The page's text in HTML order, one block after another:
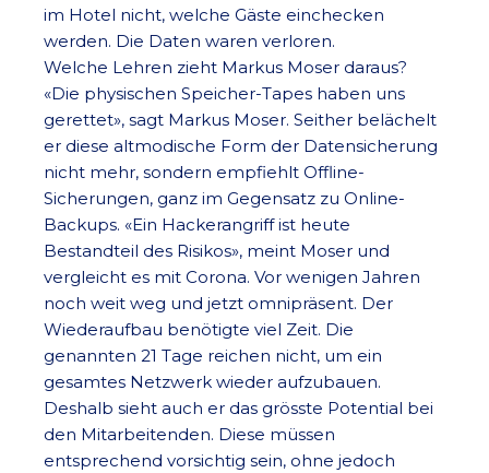
im Hotel nicht, welche Gäste einchecken
werden. Die Daten waren verloren.
Welche Lehren zieht Markus Moser daraus?
«Die physischen Speicher-Tapes haben uns
gerettet», sagt Markus Moser. Seither belächelt
er diese altmodische Form der Datensicherung
nicht mehr, sondern empfiehlt Offline-
Sicherungen, ganz im Gegensatz zu Online-
Backups. «Ein Hackerangriff ist heute
Bestandteil des Risikos», meint Moser und
vergleicht es mit Corona. Vor wenigen Jahren
noch weit weg und jetzt omnipräsent. Der
Wiederaufbau benötigte viel Zeit. Die
genannten 21 Tage reichen nicht, um ein
gesamtes Netzwerk wieder aufzubauen.
Deshalb sieht auch er das grösste Potential bei
den Mitarbeitenden. Diese müssen
entsprechend vorsichtig sein, ohne jedoch